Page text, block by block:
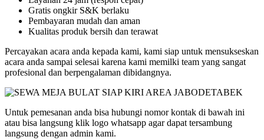
Gratis ongkir S&K berlaku
Pembayaran mudah dan aman
Kualitas produk bersih dan terawat
Percayakan acara anda kepada kami, kami siap untuk mensukseskan
acara anda sampai selesai karena kami memilki team yang sangat
profesional dan berpengalaman dibidangnya.
Untuk pemesanan anda bisa hubungi nomor kontak di bawah ini
atau bisa langsung klik logo whatsapp agar dapat tersambung
langsung dengan admin kami.